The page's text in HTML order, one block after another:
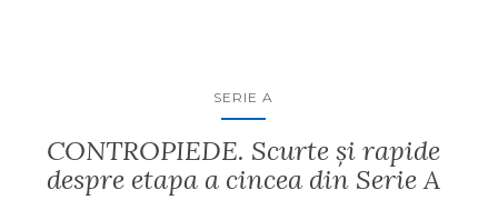
SERIE A
CONTROPIEDE. Scurte și rapide
despre etapa a cincea din Serie A